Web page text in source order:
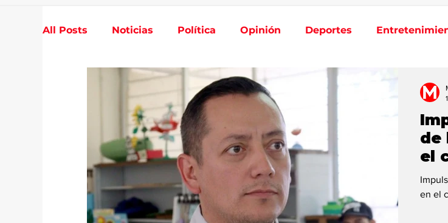
All Posts Noticias Política Opinión Deportes
Mundo Portada 2 Portada 1 Clima
de
el
en el